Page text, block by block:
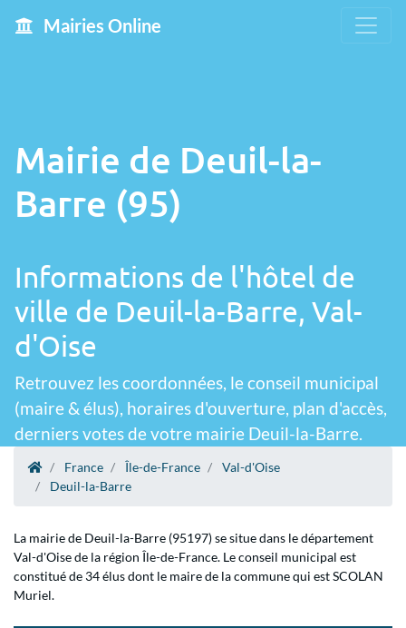
Mairies Online
Mairie de Deuil-la-
Barre (95)
Informations de l'hôtel de
ville de Deuil-la-Barre, Val-
d'Oise
Retrouvez les coordonnées, le conseil municipal
(maire & élus), horaires d'ouverture, plan d'accès,
derniers votes de votre mairie Deuil-la-Barre.
France Île-de-France
Val-d'Oise
Deuil-la-Barre
La mairie de Deuil-la-Barre (95197) se situe dans le département
Val-d'Oise de la région Île-de-France. Le conseil municipal est
constitué de 34 élus dont le maire de la commune qui est SCOLAN
Muriel.